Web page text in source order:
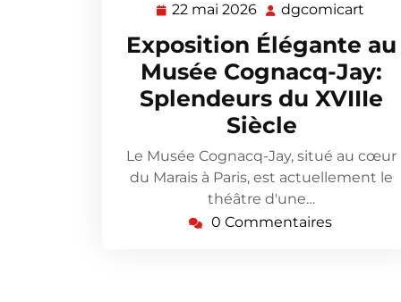
22 mai 2026 22
mai
2026
dgcomicart
Exposition Élégante au
Musée Cognacq-Jay:
Splendeurs du XVIIIe
Siècle
Le Musée Cognacq-Jay, situé au cœur
du Marais à Paris, est actuellement le
théâtre d'une…
0 Commentaires